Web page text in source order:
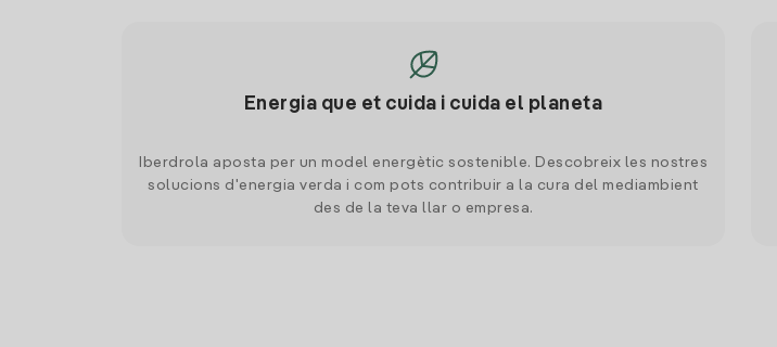
Energia que et cuida i cuida el planeta
Iberdrola aposta per un model energètic sostenible. Descobreix les nostres
solucions d'energia verda i com pots contribuir a la cura del mediambient
des de la teva llar o empresa.